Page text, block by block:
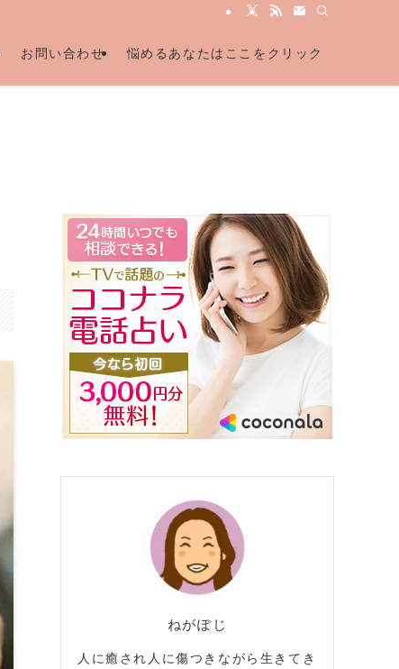
お問い合わせ 悩めるあなたはここをクリック
ねがぽじ
人に癒され人に傷つきながら生きてき